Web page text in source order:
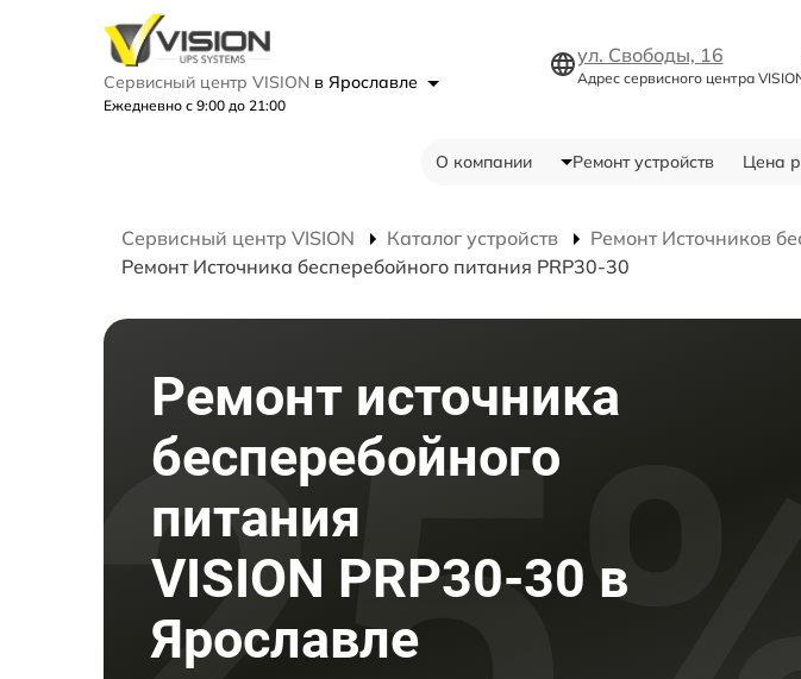
Сервисный центр VISION в Ярославле
Ежедневно с 9:00 до 21:00
ул. Свободы, 16
Адрес сервисного центра
О компании Ремонт устройств Цена
Сервисный центр VISION Каталог устройств
Ремонт Источников
Ремонт Источника бесперебойного питания PRP30-30
Ремонт источника
бесперебойного
питания
VISION PRP30-30 в
Ярославле